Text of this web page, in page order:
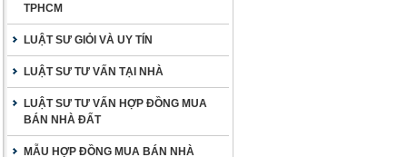
TPHCM
LUẬT SƯ GIỎI VÀ UY TÍN
LUẬT SƯ TƯ VẤN TẠI NHÀ
LUẬT SƯ TƯ VẤN HỢP ĐỒNG MUA
BÁN NHÀ ĐẤT
MẪU HỢP ĐỒNG MUA BÁN NHÀ